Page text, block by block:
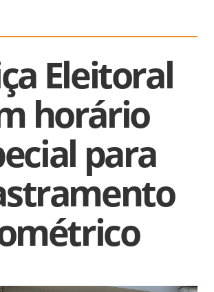
Eleitoral
horário
para